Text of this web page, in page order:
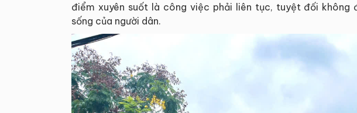
điểm xuyên suốt là công việc phải liên tục, tuyệt đối không
sống của người dân.